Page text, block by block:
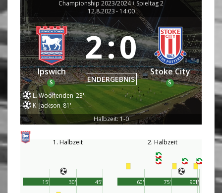
o
e
n
Championship 2023/2024 | Spieltag 2
12.8.2023- 14:00
Ipswich
S
2:0
ENDERGEBNIS
Stoke City
S
L. Woolfenden 23'
K. Jackson 81'
Halbzeit: 1-0
1. Halbzeit
45'
15' 30'
2. Halbzeit
90'
60' 75' 1'